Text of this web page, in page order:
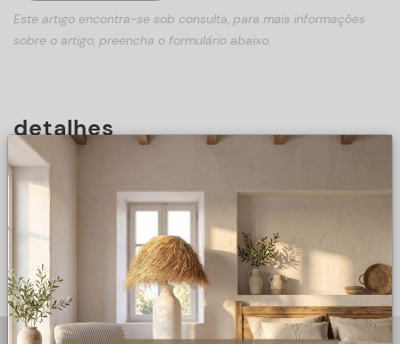
Este artigo encontra-se sob consulta, para mais informações
sobre o artigo, preencha o formulário abaixo.
detalhes
DESCRIÇÃO